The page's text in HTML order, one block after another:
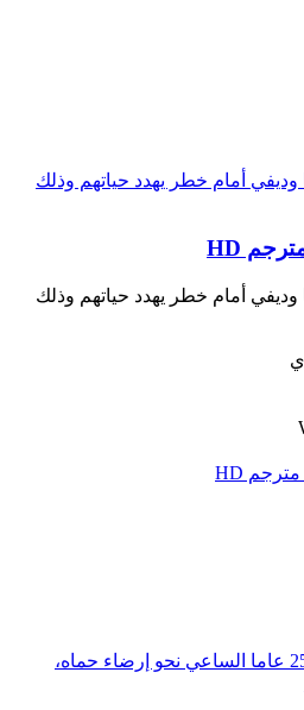
أمام خطر يهدد حياتهم وذلك
أمام خطر يهدد حياتهم وذلك
الفتى البالغ من العمر 25 عاما الساعي نحو إرضاء حماه،